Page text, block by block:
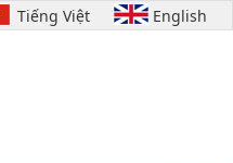
Tiếng Việt English